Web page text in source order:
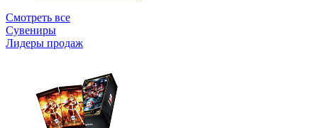
Смотреть все
Сувениры
Лидеры продаж